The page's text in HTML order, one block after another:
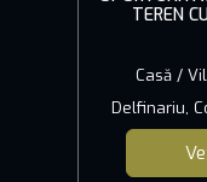
TEREN
Casă /
Delfinariu,